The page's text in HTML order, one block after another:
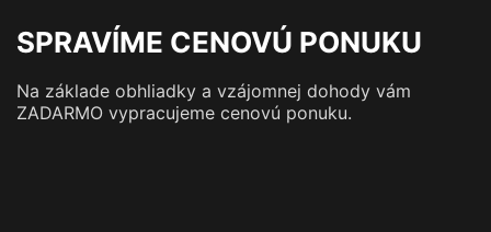
SPRAVÍME CENOVÚ PONUKU
Na základe obhliadky a vzájomnej dohody vám
ZADARMO vypracujeme cenovú ponuku.